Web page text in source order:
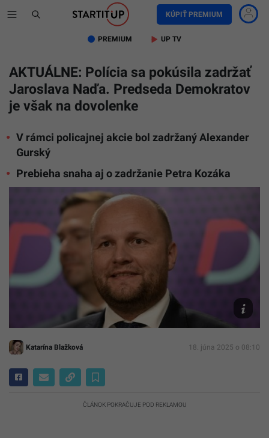
KÚPIŤ PREMIUM
PREMIUM UP TV
AKTUÁLNE: Polícia sa pokúsila zadržať
Jaroslava Naďa. Predseda Demokratov
je však na dovolenke
V rámci policajnej akcie bol zadržaný Alexander
Gurský
Prebieha snaha aj o zadržanie Petra Kozáka
TASR/
Hanc
Katarína Blažková 18. júna 2025 o 08:10
ČLÁNOK POKRAČUJE POD REKLAMOU